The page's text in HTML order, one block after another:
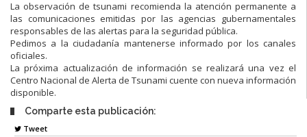
La observación de tsunami recomienda la atención permanente a
las comunicaciones emitidas por las agencias gubernamentales
responsables de las alertas para la seguridad pública.
Pedimos a la ciudadanía mantenerse informado por los canales
oficiales.
La próxima actualización de información se realizará una vez el
Centro Nacional de Alerta de Tsunami cuente con nueva información
disponible.
Comparte esta publicación:
Tweet